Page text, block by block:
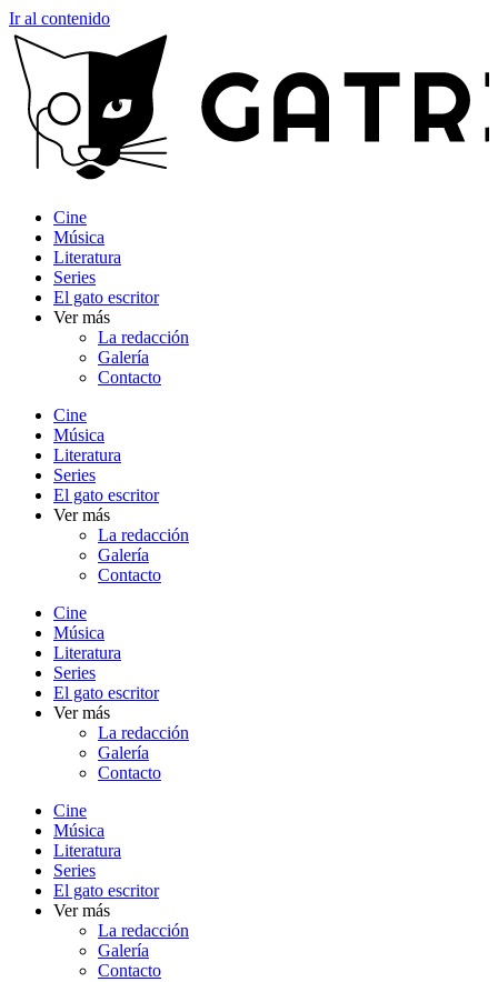
Ir al contenido
Cine
Música
Literatura
Series
El gato escritor
Ver más
La redacción
Galería
Contacto
Cine
Música
Literatura
Series
El gato escritor
Ver más
La redacción
Galería
Contacto
Cine
Música
Literatura
Series
El gato escritor
Ver más
La redacción
Galería
Contacto
Cine
Música
Literatura
Series
El gato escritor
Ver más
La redacción
Galería
Contacto